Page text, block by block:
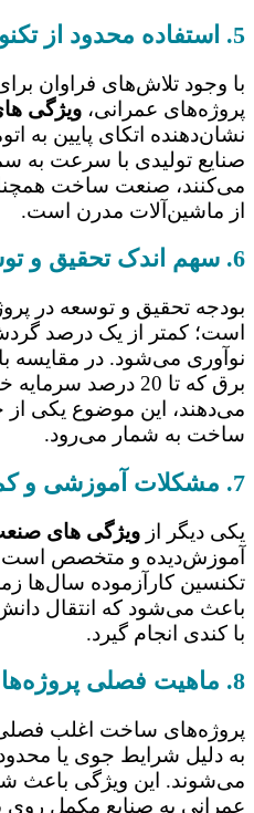
5. استفاده محدود از تکنولوژی و اتوماسیون
با وجود تلاش‌های فراوان
پروژه‌های عمرانی، ویژگی
نشان‌دهنده اتکای پایین به
صنایع تولیدی با سرعت
می‌کنند، صنعت ساخت
از ماشین‌آلات مدرن است.
6. سهم اندک تحقیق و توسعه
بودجه تحقیق و توسعه در
است؛ کمتر از یک درصد
نوآوری می‌شود. در مقایسه
می‌دهند، این موضوع یکی
ساخت به شمار می‌رود.
7. مشکلات آموزشی و کمبود نیروی متخصص
یکی دیگر از ویژگی های
آموزش‌دیده و متخصص است.
تکنسین کارآزموده سال‌ها
باعث می‌شود که انتقال
با کندی انجام گیرد.
8. ماهیت فصلی پروژه‌ها
پروژه‌های ساخت اغلب
به دلیل شرایط جوی یا
می‌شوند. این ویژگی باعث
عمرانی به صنایع مکمل روی